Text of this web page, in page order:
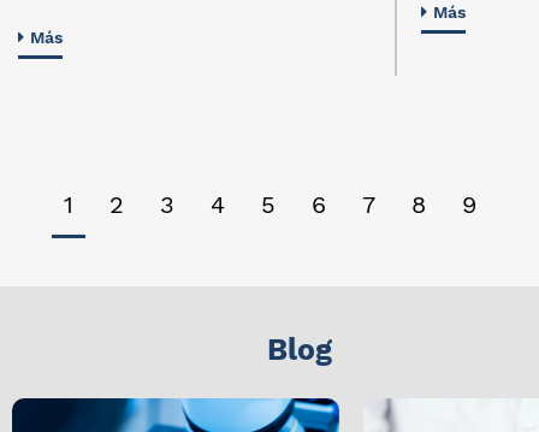
Más
Más
1 2 3 4 5 6 7 8 9
Blog